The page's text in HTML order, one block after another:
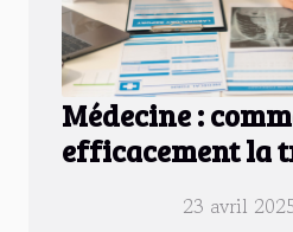
Médecine :
efficacement la
23 avril